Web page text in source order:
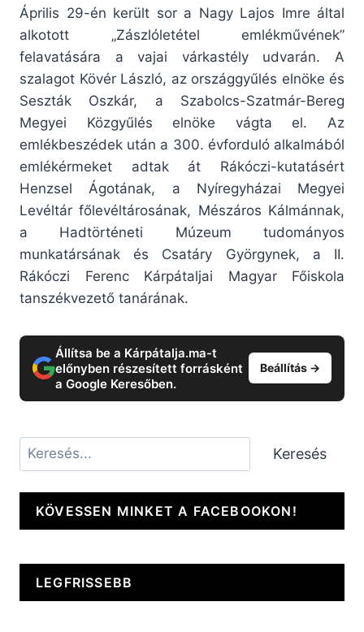
Április 29-én került sor a Nagy Lajos Imre által
alkotott „Zászlóletétel emlékművének”
felavatására a vajai várkastély udvarán. A
szalagot Kövér László, az országgyűlés elnöke és
Seszták Oszkár, a Szabolcs-Szatmár-Bereg
Megyei Közgyűlés elnöke vágta el. Az
emlékbeszédek után a 300. évforduló alkalmából
emlékérmeket adtak át Rákóczi-kutatásért
Henzsel Ágotának, a Nyíregyházai Megyei
Levéltár főlevéltárosának, Mészáros Kálmánnak,
a Hadtörténeti Múzeum tudományos
munkatársának és Csatáry Györgynek, a II.
Rákóczi Ferenc Kárpátaljai Magyar Főiskola
tanszékvezető tanárának.
Állítsa be a Kárpátalja.ma-t
előnyben részesített forrásként
a Google Keresőben.
Beállítás →
Keresés Keresés
KÖVESSEN MINKET A FACEBOOKON!
LEGFRISSEBB